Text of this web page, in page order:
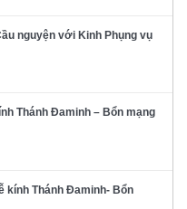
nguyện với Kinh Phụng vụ
Thánh Đaminh – Bổn mạng
kính Thánh Đaminh- Bổn